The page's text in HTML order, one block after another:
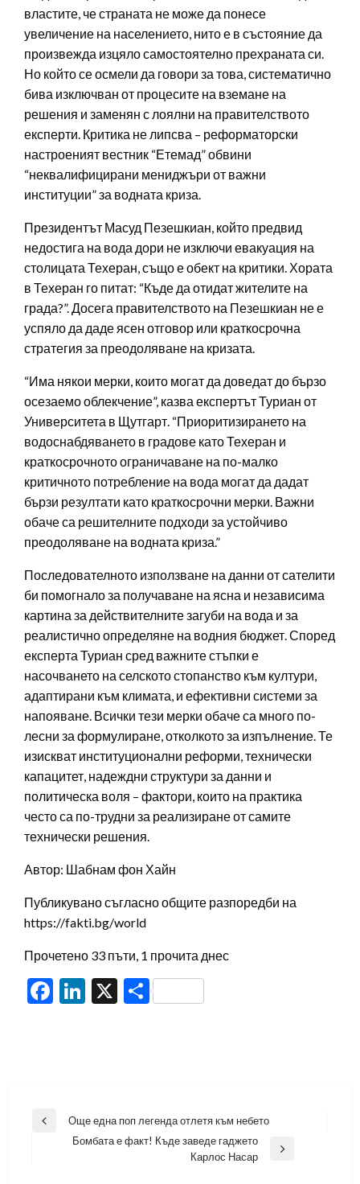
властите, че страната не може да понесе
увеличение на населението, нито е в състояние да
произвежда изцяло самостоятелно прехраната си.
Но който се осмели да говори за това, систематично
бива изключван от процесите на вземане на
решения и заменян с лоялни на правителството
експерти. Критика не липсва – реформаторски
настроеният вестник “Етемад” обвини
“неквалифицирани мениджъри от важни
институции” за водната криза.
Президентът Масуд Пезешкиан, който предвид
недостига на вода дори не изключи евакуация на
столицата Техеран, също е обект на критики. Хората
в Техеран го питат: “Къде да отидат жителите на
града?”. Досега правителството на Пезешкиан не е
успяло да даде ясен отговор или краткосрочна
стратегия за преодоляване на кризата.
“Има някои мерки, които могат да доведат до бързо
осезаемо облекчение”, казва експертът Туриан от
Университета в Щутгарт. “Приоритизирането на
водоснабдяването в градове като Техеран и
краткосрочното ограничаване на по-малко
критичното потребление на вода могат да дадат
бързи резултати като краткосрочни мерки. Важни
обаче са решителните подходи за устойчиво
преодоляване на водната криза.”
Последователното използване на данни от сателити
би помогнало за получаване на ясна и независима
картина за действителните загуби на вода и за
реалистично определяне на водния бюджет. Според
експерта Туриан сред важните стъпки е
насочването на селското стопанство към култури,
адаптирани към климата, и ефективни системи за
напояване. Всички тези мерки обаче са много по-
лесни за формулиране, отколкото за изпълнение. Те
изискват институционални реформи, технически
капацитет, надеждни структури за данни и
политическа воля – фактори, които на практика
често са по-трудни за реализиране от самите
технически решения.
Автор: Шабнам фон Хайн
Публикувано съгласно общите разпоредби на
https://fakti.bg/world
Прочетено 33 пъти, 1 прочита днес
Facebook
LinkedIn
X Share
Навигация
Previous
Още една поп легенда отлетя към небето
Бомбата е факт! Къде заведе гаджето
Карлос Насар